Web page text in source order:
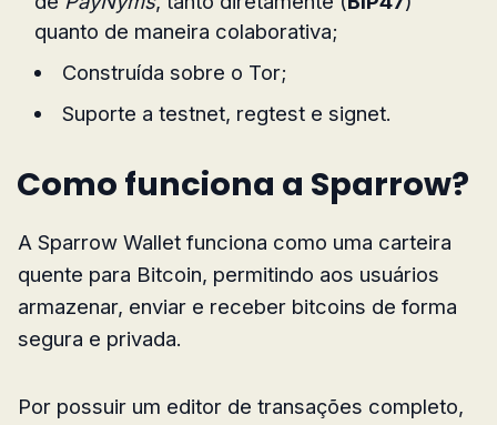
quanto de maneira colaborativa;
Construída sobre o Tor;
Suporte a testnet, regtest e signet.
Como funciona a Sparrow?
A Sparrow Wallet funciona como uma carteira
quente para Bitcoin, permitindo aos usuários
armazenar, enviar e receber bitcoins de forma
segura e privada.
Por possuir um editor de transações completo,